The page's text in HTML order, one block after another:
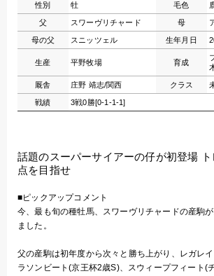
性別 牡 毛色
父 スワーヴリチャード 母
母の父 スニッツェル 生年月日
生産 平野牧場 育成
厩舎 庄野 靖志/関西 クラス
戦績 3戦0勝[0-1-1-1]
話題のスーパーサイアーの仔が初登場
点を目指せ
■ピックアップコメント
今、最も旬の種牡馬、スワーヴリチャードの産駒
ました。
父の産駒は初年度から次々と勝ち上がり、レガレ
ラソンビート(京王杯2歳S)、スウィープフィート(